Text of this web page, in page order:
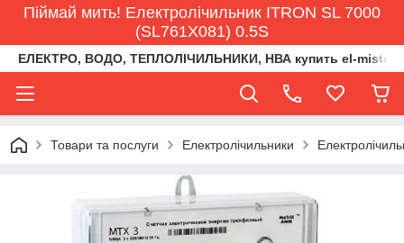
Піймай мить! Електролічильник ITRON SL 7000
(SL761X081) 0.5S
ЕЛЕКТРО, ВОДО, ТЕПЛОЛІЧИЛЬНИКИ, НВА купить el-
Товари та послуги Електролічильники